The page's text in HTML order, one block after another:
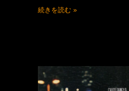
続きを読む »